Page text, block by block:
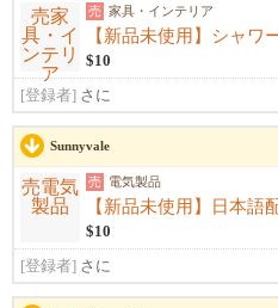
売 家具・インテリア
【新品未使用】シャワ
$10
[登録者] さに
Sunnyvale
売 電気製品
【新品未使用】日本
$10
[登録者] さに